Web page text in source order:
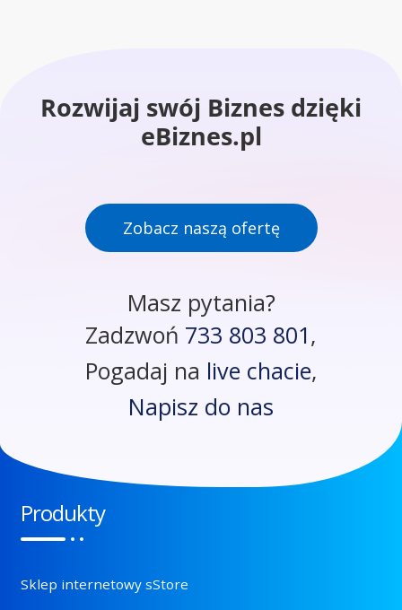
Rozwijaj swój Biznes dzięki
eBiznes.pl
Zobacz naszą ofertę
Masz pytania?
Zadzwoń 733 803 801,
Pogadaj na live chacie,
Napisz do nas
Produkty
Sklep internetowy sStore